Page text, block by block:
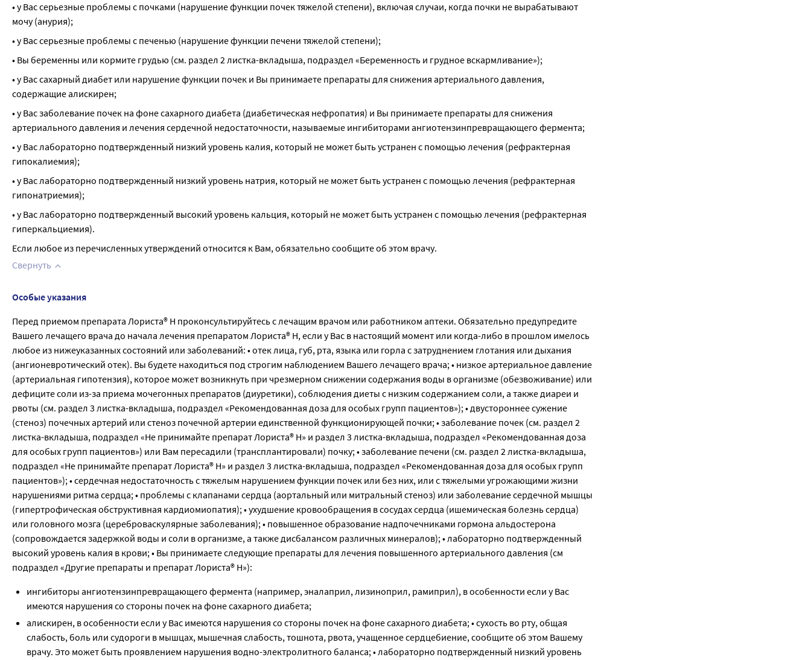
• у Вас серьезные проблемы с почками (нарушение функции почек тяжелой степени), включая случаи, когда почки не вырабатывают
мочу (анурия);
• у Вас серьезные проблемы с печенью (нарушение функции печени тяжелой степени);
• Вы беременны или кормите грудью (см. раздел 2 листка-вкладыша, подраздел «Беременность и грудное вскармливание»);
• у Вас сахарный диабет или нарушение функции почек и Вы принимаете препараты для снижения артериального давления,
содержащие алискирен;
• у Вас заболевание почек на фоне сахарного диабета (диабетическая нефропатия) и Вы принимаете препараты для снижения
артериального давления и лечения сердечной недостаточности, называемые ингибиторами ангиотензинпревращающего фермента;
• у Вас лабораторно подтвержденный низкий уровень калия, который не может быть устранен с помощью лечения (рефрактерная
гипокалиемия);
• у Вас лабораторно подтвержденный низкий уровень натрия, который не может быть устранен с помощью лечения (рефрактерная
гипонатриемия);
• у Вас лабораторно подтвержденный высокий уровень кальция, который не может быть устранен с помощью лечения (рефрактерная
гиперкальциемия).
Если любое из перечисленных утверждений относится к Вам, обязательно сообщите об этом врачу.
Свернуть
Особые указания
Перед приемом препарата Лориста® Н проконсультируйтесь с лечащим врачом или работником аптеки. Обязательно предупредите
Вашего лечащего врача до начала лечения препаратом Лориста® Н, если у Вас в настоящий момент или когда-либо в прошлом имелось
любое из нижеуказанных состояний или заболеваний: • отек лица, губ, рта, языка или горла с затруднением глотания или дыхания
(ангионевротический отек). Вы будете находиться под строгим наблюдением Вашего лечащего врача; • низкое артериальное давление
(артериальная гипотензия), которое может возникнуть при чрезмерном снижении содержания воды в организме (обезвоживание) или
дефиците соли из-за приема мочегонных препаратов (диуретики), соблюдения диеты с низким содержанием соли, а также диареи и
рвоты (см. раздел 3 листка-вкладыша, подраздел «Рекомендованная доза для особых групп пациентов»); • двустороннее сужение
(стеноз) почечных артерий или стеноз почечной артерии единственной функционирующей почки; • заболевание почек (см. раздел 2
листка-вкладыша, подраздел «Не принимайте препарат Лориста® Н» и раздел 3 листка-вкладыша, подраздел «Рекомендованная доза
для особых групп пациентов») или Вам пересадили (трансплантировали) почку; • заболевание печени (см. раздел 2 листка-вкладыша,
подраздел «Не принимайте препарат Лориста® Н» и раздел 3 листка-вкладыша, подраздел «Рекомендованная доза для особых групп
пациентов»); • сердечная недостаточность с тяжелым нарушением функции почек или без них, или с тяжелыми угрожающими жизни
нарушениями ритма сердца; • проблемы с клапанами сердца (аортальный или митральный стеноз) или заболевание сердечной мышцы
(гипертрофическая обструктивная кардиомиопатия); • ухудшение кровообращения в сосудах сердца (ишемическая болезнь сердца)
или головного мозга (цереброваскулярные заболевания); • повышенное образование надпочечниками гормона альдостерона
(сопровождается задержкой воды и соли в организме, а также дисбалансом различных минералов); • лабораторно подтвержденный
высокий уровень калия в крови; • Вы принимаете следующие препараты для лечения повышенного артериального давления (см
подраздел «Другие препараты и препарат Лориста® Н»):
ингибиторы ангиотензинпревращающего фермента (например, эналаприл, лизиноприл, рамиприл), в особенности если у Вас
имеются нарушения со стороны почек на фоне сахарного диабета;
алискирен, в особенности если у Вас имеются нарушения со стороны почек на фоне сахарного диабета; • сухость во рту, общая
слабость, боль или судороги в мышцах, мышечная слабость, тошнота, рвота, учащенное сердцебиение, сообщите об этом Вашему
врачу. Это может быть проявлением нарушения водно-электролитного баланса; • лабораторно подтвержденный низкий уровень